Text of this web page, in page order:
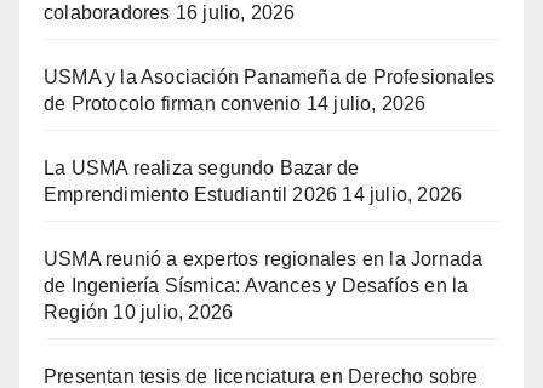
colaboradores 16 julio, 2026
USMA y la Asociación Panameña de Profesionales
de Protocolo firman convenio 14 julio, 2026
La USMA realiza segundo Bazar de
Emprendimiento Estudiantil 2026 14 julio, 2026
USMA reunió a expertos regionales en la Jornada
de Ingeniería Sísmica: Avances y Desafíos en la
Región 10 julio, 2026
Presentan tesis de licenciatura en Derecho sobre